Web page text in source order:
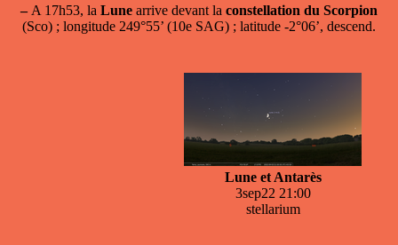
–A 17h53, la Lune arrive devant la constellation du Scorpion
(Sco) ; longitude 249°55’ (10e SAG) ; latitude -2°06’, descend.
Lune et Antarès
3sep22 21:00
stellarium